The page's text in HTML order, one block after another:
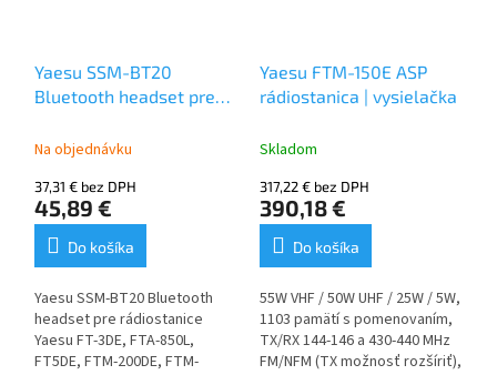
Yaesu SSM-BT20
Bluetooth headset pre
850L, FT5DE, FTM-
FTM-500DE, FTM-
500DE, HX-891BT
Na objednávku
37,31 € bez DPH
45,89 €
Do košíka
Yaesu SSM-BT20 Bluetooth
headset pre rádiostanice
Yaesu FT-3DE, FTA-850L,
FT5DE, FTM-200DE, FTM-
Yaesu FTM-150E ASP
rádiostanica | vysielačka
Skladom
317,22 € bez DPH
390,18 €
Do košíka
55W VHF / 50W UHF / 25W / 5W,
1103 pamätí s pomenovaním,
TX/RX 144-146 a 430-440 MHz
FM/NFM (TX možnosť rozšíriť),